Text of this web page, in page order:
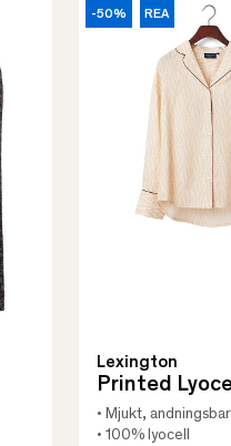
-50% REA
Lexington
Printed
• Mjukt,
• 100% lyocell